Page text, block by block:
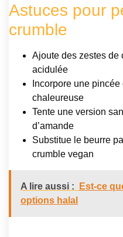
Astuces pour
crumble
Ajoute des zestes de
acidulée
Incorpore une
chaleureuse
Tente une version
d’amande
Substitue le beurre
crumble vegan
A lire aussi :
Est-ce
options halal